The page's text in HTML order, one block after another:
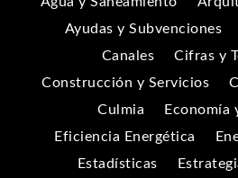
Ayudas y Subvenciones
Canales
Cifras y
Construcción y Servicios
Culmia
Economía
Eficiencia Energética
Estadísticas